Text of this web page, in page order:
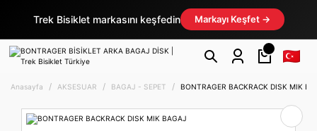
Trek Bisiklet markasını keşfedin Markayı Keşfet →
Anasayfa AKSESUAR BAGAJ - SEPET BONTRAGER BACKRACK DISK MIK